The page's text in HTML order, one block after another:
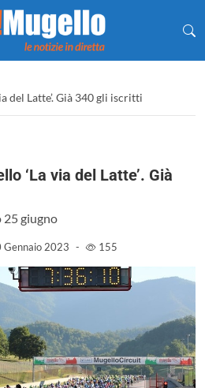
del Latte’. Già 340 gli iscritti
‘La via del Latte’. Già
25 giugno
Gennaio 2023 - 155